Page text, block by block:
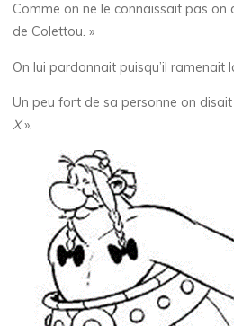
Comme on ne le connaissait pas on
de Colettou. »
On lui pardonnait puisqu’il ramenait
Un peu fort de sa personne on
X».